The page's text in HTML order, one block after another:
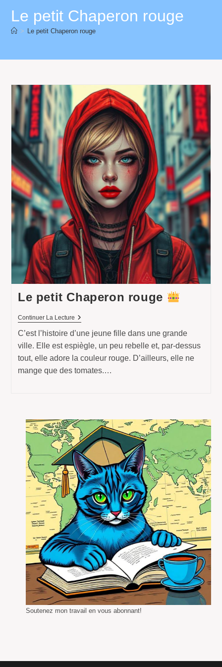
Le petit Chaperon rouge
> Le petit Chaperon rouge
Le petit Chaperon rouge
Continuer La LectureLe
Chaperon
Rouge
C’est l’histoire d’une jeune fille dans une grande
ville. Elle est espiègle, un peu rebelle et, par-dessus
tout, elle adore la couleur rouge. D’ailleurs, elle ne
mange que des tomates.…
Soutenez mon travail en vous abonnant!